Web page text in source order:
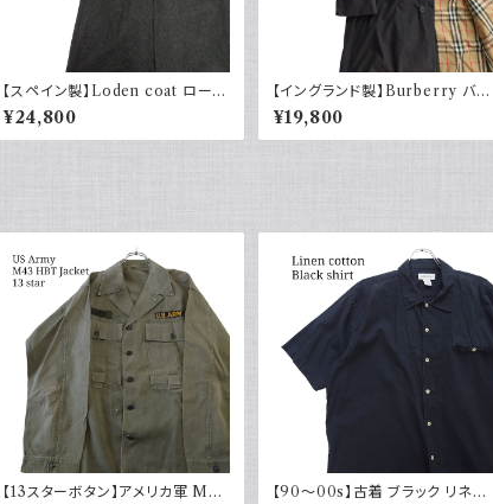
【スペイン製】Loden coat ローデ
ンコート モスグリーン ユーロヴィ
ンテージ ヨーロッパ古着 euro vi
ntage ウール
¥24,800
【イングランド製】Burberry バー
バリー バルマカーンコート ブラッ
ク 黒 ポリエステル ナイロン ノバ
チェック ラグランスリーブ ユーロ
¥19,800
【13スターボタン】アメリカ軍 M43
【90～00s】古着 ブラック リネン